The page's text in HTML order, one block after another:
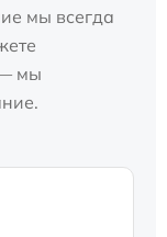
мы всегда
— мы